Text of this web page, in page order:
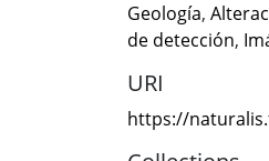
Geología,
de detección,
URI
https://